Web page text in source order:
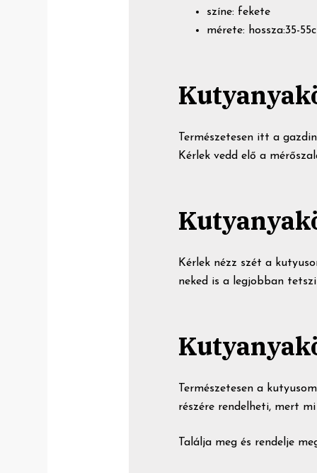
színe: fekete
mérete: hossza:35-
Természetesen itt a
Kérlek vedd elő a
Kérlek nézz szét a
neked is a legjobban
Természetesen a
részére rendelheti, mert
Találja meg és rendelje